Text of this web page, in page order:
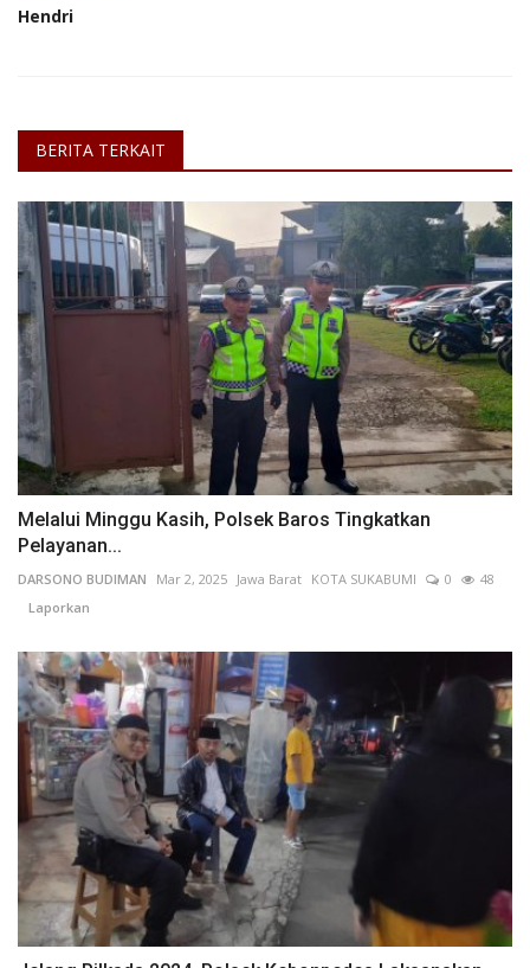
Hendri
BERITA TERKAIT
Melalui Minggu Kasih, Polsek Baros Tingkatkan
Pelayanan...
DARSONO BUDIMAN Mar 2, 2025 Jawa Barat KOTA SUKABUMI 0
48
Laporkan